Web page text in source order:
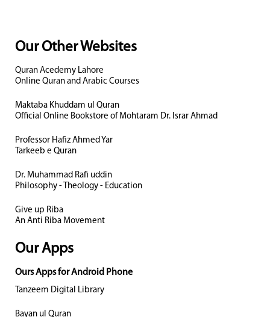
Our Other Websites
Quran Acedemy Lahore
Online Quran and Arabic Courses
Maktaba Khuddam ul Quran
Official Online Bookstore of Mohtaram Dr. Israr Ahmad
Professor Hafiz Ahmed Yar
Tarkeeb e Quran
Dr. Muhammad Rafi uddin
Philosophy - Theology - Education
Give up Riba
An Anti Riba Movement
Our Apps
Ours Apps for Android Phone
Tanzeem Digital Library
Bayan ul Quran